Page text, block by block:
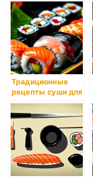
лучший?
Традиционные
рецепты суши для
начинающих